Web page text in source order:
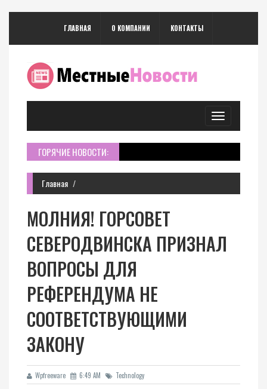
ГЛАВНАЯ О КОМПАНИИ КОНТАКТЫ
Toggle
navigation
ГОРЯЧИЕ НОВОСТИ:
Главная
МОЛНИЯ! ГОРСОВЕТ
СЕВЕРОДВИНСКА ПРИЗНАЛ
ВОПРОСЫ ДЛЯ
РЕФЕРЕНДУМА НЕ
СООТВЕТСТВУЮЩИМИ
ЗАКОНУ
Wpfreeware 6:49 AM Technology